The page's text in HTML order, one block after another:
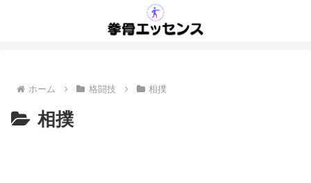
ホーム 格闘技 相撲
相撲